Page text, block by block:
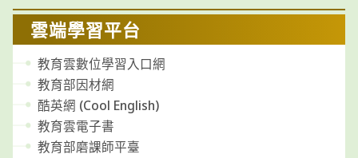
雲端學習平台
教育雲數位學習入口網
教育部因材網
酷英網 (Cool English)
教育雲電子書
教育部磨課師平臺